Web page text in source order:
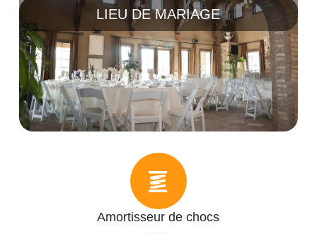
LIEU DE MARIAGE
Amortisseur de chocs